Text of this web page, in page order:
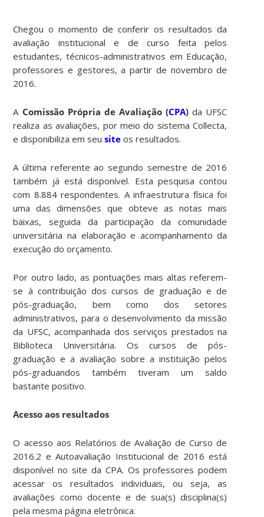
Chegou o momento de conferir os resultados da
avaliação institucional e de curso feita pelos
estudantes, técnicos-administrativos em Educação,
professores e gestores, a partir de novembro de
2016.
A Comissão Própria de Avaliação (CPA) da UFSC
realiza as avaliações, por meio do sistema Collecta,
e disponibiliza em seusite os resultados.
A última referente ao segundo semestre de 2016
também já está disponível. Esta pesquisa contou
com 8.884 respondentes. A infraestrutura física foi
uma das dimensões que obteve as notas mais
baixas, seguida da participação da comunidade
universitária na elaboração e acompanhamento da
execução do orçamento.
Por outro lado, as pontuações mais altas referem-
se à contribuição dos cursos de graduação e de
pós-graduação, bem como dos setores
administrativos, para o desenvolvimento da missão
da UFSC, acompanhada dos serviços prestados na
Biblioteca Universitária. Os cursos de pós-
graduação e a avaliação sobre a instituição pelos
pós-graduandos também tiveram um saldo
bastante positivo.
Acesso aos resultados
O acesso aos Relatórios de Avaliação de Curso de
2016.2 e Autoavaliação Institucional de 2016 está
disponível no site da CPA. Os professores podem
acessar os resultados individuais, ou seja, as
avaliações como docente e de sua(s) disciplina(s)
pela mesma página eletrônica.